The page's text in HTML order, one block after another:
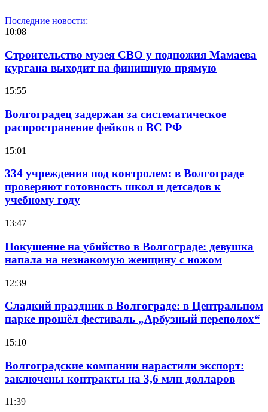
Последние новости:
10:08
Строительство музея СВО у подножия Мамаева
кургана выходит на финишную прямую
15:55
Волгоградец задержан за систематическое
распространение фейков о ВС РФ
15:01
334 учреждения под контролем: в Волгограде
проверяют готовность школ и детсадов к
учебному году
13:47
Покушение на убийство в Волгограде: девушка
напала на незнакомую женщину с ножом
12:39
Сладкий праздник в Волгограде: в Центральном
парке прошёл фестиваль „Арбузный переполох“
15:10
Волгоградские компании нарастили экспорт:
заключены контракты на 3,6 млн долларов
11:39